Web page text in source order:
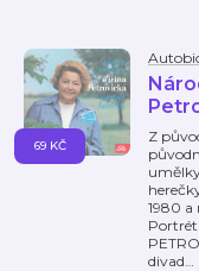
Z
1980
divad…
69 KČ